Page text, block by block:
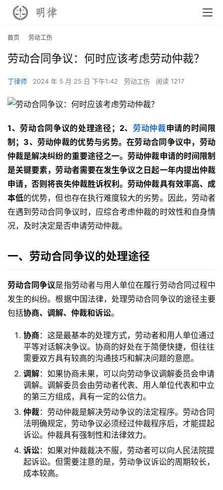
首页 劳动工伤
劳动合同争议：何时应该考虑劳动仲裁？
丁律师 2024 年 5 月 25 日 下午1:42 劳动工伤 阅读 1217
1、劳动合同争议的处理途径；2、 劳动仲裁申请的时间限
制；3、劳动仲裁的优势与劣势。在劳动合同争议中，劳动
仲裁是解决纠纷的重要途径之一。劳动仲裁申请的时间限制
是关键要素，劳动者需要在发生争议之日起一年内提出仲裁
申请，否则将丧失仲裁胜诉权利。劳动仲裁具有效率高、成
本低的优势，但也存在执行难度较大的劣势。因此，劳动者
在遇到劳动合同争议时，应综合考虑仲裁的时效性和自身情
况，及时决定是否申请劳动仲裁。
一、劳动合同争议的处理途径
劳动合同争议是指劳动者与用人单位在履行劳动合同过程中
发生的纠纷。根据中国法律，处理劳动合同争议的途径主要
包括协商、调解、仲裁和诉讼。
协商：这是最基本的处理方式，劳动者和用人单位通过
平等对话解决争议。协商的好处在于简便快捷，但往往
需要双方具有较高的沟通技巧和解决问题的意愿。
调解：如果协商未果，可以向劳动争议调解委员会申请
调解。调解委员会由劳动者代表、用人单位代表和中立
的第三方组成，具有一定的公信力。
仲裁：劳动仲裁是解决劳动争议的法定程序。劳动合同
法明确规定，劳动争议必须经过仲裁程序后，才能提起
诉讼。仲裁具有强制性和法律效力。
诉讼：如果对仲裁裁决不服，劳动者可以向人民法院提
起诉讼。但需要注意的是，劳动争议诉讼的周期较长，
成本较高。